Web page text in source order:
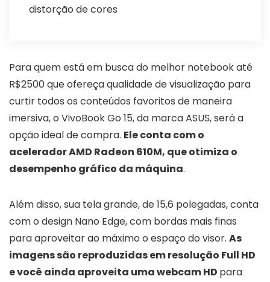
distorção de cores
Para quem está em busca do melhor notebook até
R$2500 que ofereça qualidade de visualização para
curtir todos os conteúdos favoritos de maneira
imersiva, o VivoBook Go 15, da marca ASUS, será a
opção ideal de compra. Ele conta com o
acelerador AMD Radeon 610M, que otimiza o
desempenho gráfico da máquina.
Além disso, sua tela grande, de 15,6 polegadas, conta
com o design Nano Edge, com bordas mais finas
para aproveitar ao máximo o espaço do visor. As
imagens são reproduzidas em resolução Full HD
e você ainda aproveita uma webcam HD para